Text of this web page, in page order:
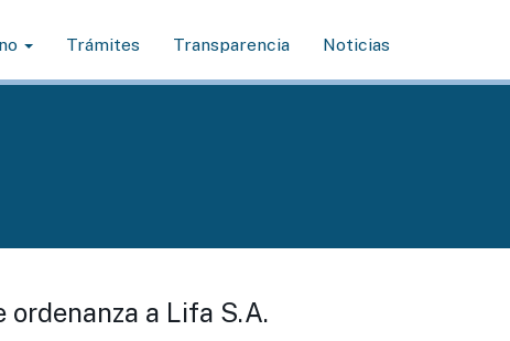
Trámites Transparencia Noticias
ordenanza a Lifa S.A.